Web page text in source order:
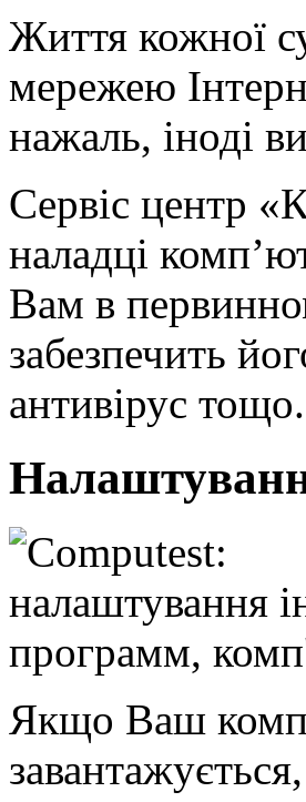
Життя кожної
мережею
нажаль, іноді
Сервіс центр
наладці
Вам в
забезпечить
антивірус тощо.
Якщо Ваш